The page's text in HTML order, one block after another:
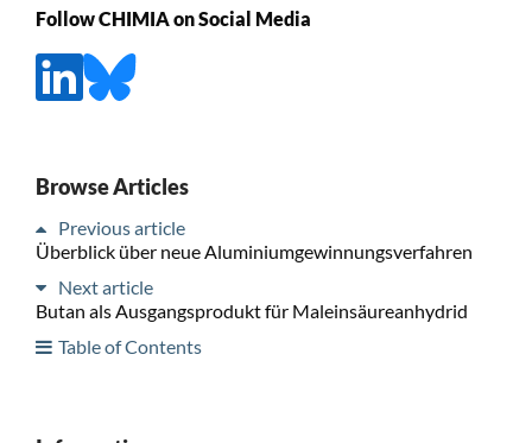
Follow CHIMIA on Social Media
Browse Articles
Previous article
Überblick über neue Aluminiumgewinnungsverfahren
Next article
Butan als Ausgangsprodukt für Maleinsäureanhydrid
Table of Contents